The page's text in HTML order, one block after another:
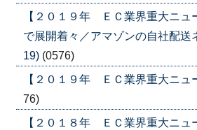
【２０１９年 ＥＣ業界重大ニ
で展開着々／アマゾンの自社配送
19) (0576)
【２０１９年 ＥＣ業界重大ニュ
76)
【２０１８年 ＥＣ業界重大ニュ